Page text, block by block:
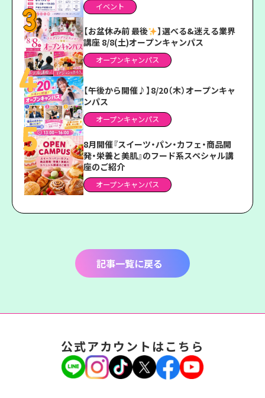
イベント
【お盆休み前 最後
】選べる&迷える業界
講座 8/8(土)オープンキャンパス
オープンキャンパス
【午後から開催♪】8/20（木）オープンキャ
ンパス
オープンキャンパス
8月開催『スイーツ・パン・カフェ・商品開
発・栄養と美肌』のフード系スペシャル講
座のご紹介
オープンキャンパス
記事一覧に戻る
公式アカウントはこちら